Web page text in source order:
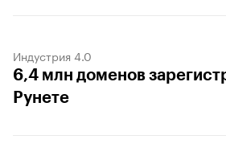
Индустрия 4.0
6,4 млн доменов
Рунете